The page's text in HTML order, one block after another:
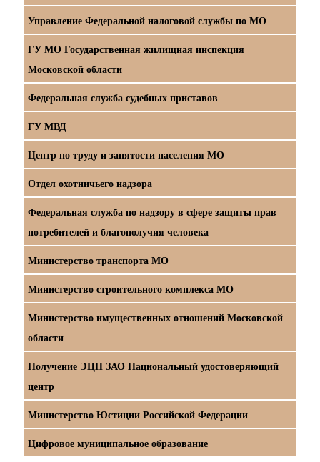
Управление Федеральной налоговой службы по МО
ГУ МО Государственная жилищная инспекция
Московской области
Федеральная служба судебных приставов
ГУ МВД
Центр по труду и занятости населения МО
Отдел охотничьего надзора
Федеральная служба по надзору в сфере защиты прав
потребителей и благополучия человека
Министерство транспорта МО
Министерство строительного комплекса МО
Министерство имущественных отношений Московской
области
Получение ЭЦП ЗАО Национальный удостоверяющий
центр
Министерство Юстиции Российской Федерации
Цифровое муниципальное образование